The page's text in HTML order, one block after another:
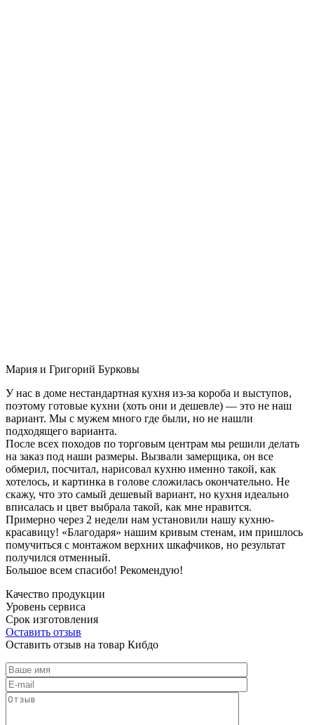
Мария и Григорий Бурковы
У нас в доме нестандартная кухня из-за короба и выступов,
поэтому готовые кухни (хоть они и дешевле) — это не наш
вариант. Мы с мужем много где были, но не нашли
подходящего варианта.
После всех походов по торговым центрам мы решили делать
на заказ под наши размеры. Вызвали замерщика, он все
обмерил, посчитал, нарисовал кухню именно такой, как
хотелось, и картинка в голове сложилась окончательно. Не
скажу, что это самый дешевый вариант, но кухня идеально
вписалась и цвет выбрала такой, как мне нравится.
Примерно через 2 недели нам установили нашу кухню-
красавицу! «Благодаря» нашим кривым стенам, им пришлось
помучиться с монтажом верхних шкафчиков, но результат
получился отменный.
Большое всем спасибо! Рекомендую!
Качество продукции
Уровень сервиса
Срок изготовления
Оставить отзыв
Оставить отзыв на товар Кибдо